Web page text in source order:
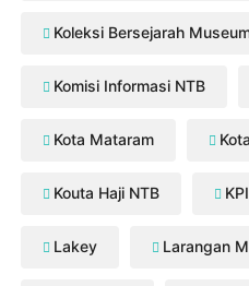
Koleksi Bersejarah
Komisi Informasi NTB
Kota Mataram
Kouta Haji NTB
Lakey Larangan